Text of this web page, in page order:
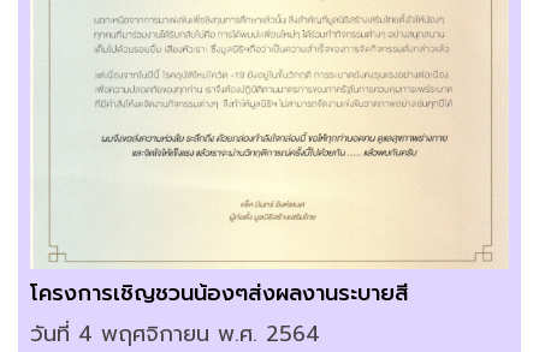
โครงการเชิญชวนน้องๆส่งผลงานระบายสี
วันที่ 4 พฤศจิกายน พ.ศ. 2564